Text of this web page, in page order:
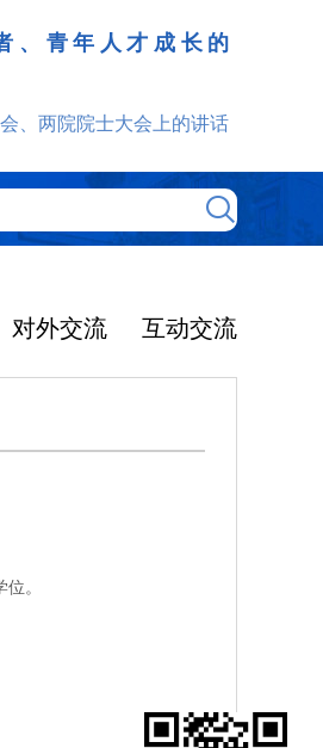
、青年人才成长的
、两院院士大会上的讲话
对外交流 互动交流
。